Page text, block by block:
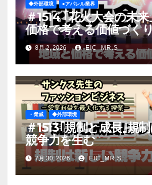
◆外部環境 ●アパレル業界
＃1514 ｢花火大会の未
価格で考える価値づく
8月 2, 2026 EIC_MR.S
・脅威 ◆外部環境
＃1513｢規制と成長｣規
競争力を生む
7月 30, 2026 EIC_MR.S